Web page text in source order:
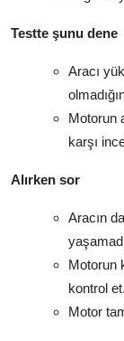
Testte şunu dene
Aracı
Motorun
karşı
Alırken sor
Aracın
Motorun
kontrol et.
Motor